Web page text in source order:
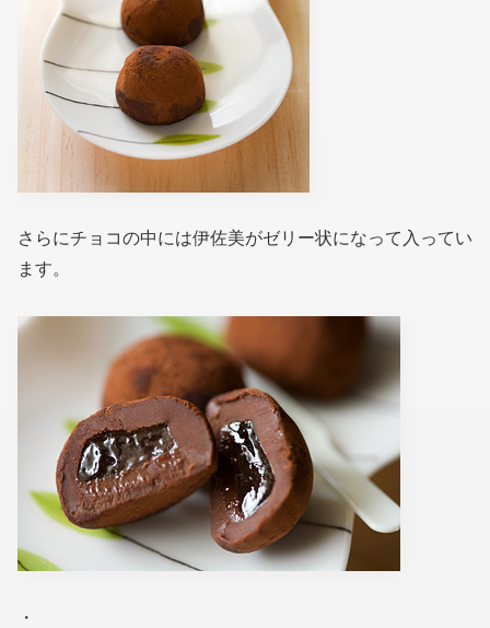
さらにチョコの中には伊佐美がゼリー状になって入ってい
ます。
・